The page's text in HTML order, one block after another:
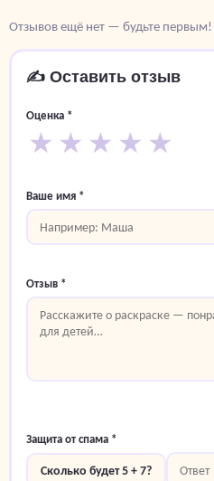
Отзывов ещё нет — будьте первым!
✍️ Оставить отзыв
Оценка *
★ ★ ★ ★ ★
Ваше имя *
Отзыв *
Защита от спама *
Сколько будет 5 + 7?